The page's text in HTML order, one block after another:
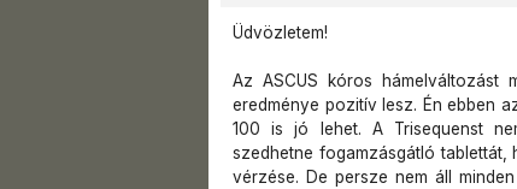
Üdvözletem!
Az ASCUS kóros hámelváltozást
eredménye pozitív lesz. Én ebben
100 is jó lehet. A Trisequenst
szedhetne fogamzásgátló tablettát,
vérzése. De persze nem áll